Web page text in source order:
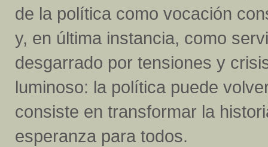
de la política como vocación
y, en última instancia, como
desgarrado por tensiones y
luminoso: la política puede
consiste en transformar la
esperanza para todos.